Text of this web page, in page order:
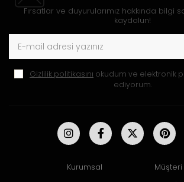
Fırsatlar ve duyurularımız hakkında bilgi
kaydolun!
Gizlilik politikasını okudum ve elektronik
ediyorum.
Kurumsal